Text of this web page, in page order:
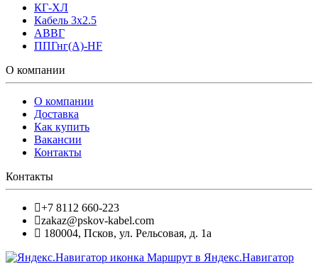
КГ-ХЛ
Кабель 3x2.5
АВВГ
ППГнг(А)-HF
О компании
О компании
Доставка
Как купить
Вакансии
Контакты
Контакты
+7 8112 660-223
zakaz@pskov-kabel.com
180004, Псков, ул. Рельсовая, д. 1а
Маршрут в Яндекс.Навигатор